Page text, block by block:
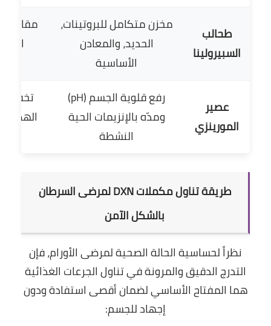
طحالب
السبيرولينا
مخزن متكامل للبروتينات،
الحديد، والمعادن
الأساسية
عصير
المورينزي
رفع قلوية الجسم (pH)
ومدّه بالإنزيمات الحية
النشطة
تخفيف
الهضم
طريقة تناول مكملات DXN لمرضى السرطان
بالشكل الآمن
نظراً لحساسية الحالة الصحيةلمرضى الأورام،فإن
التدرج الدقيق والمرونة في تناول الجرعات الغذائية
هما المفتاح الأساسي لضمان أقصى استفادة ودون
إجهاد للجسم: